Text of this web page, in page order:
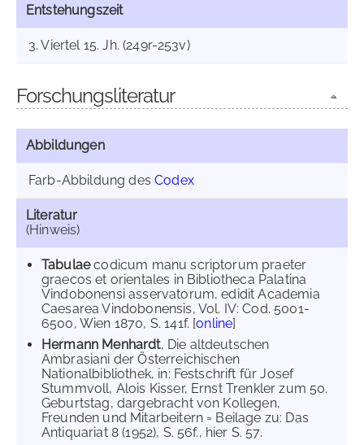
Entstehungszeit
3. Viertel 15. Jh. (249r-253v)
Forschungsliteratur
Abbildungen
Farb-Abbildung desCodex
Literatur
(Hinweis)
Tabulaecodicum manu scriptorum praeter
graecos et orientales in Bibliotheca Palatina
Vindobonensi asservatorum, edidit Academia
Caesarea Vindobonensis, Vol. IV: Cod. 5001-
6500, Wien 1870, S. 141f. [online]
Hermann Menhardt, Die altdeutschen
Ambrasiani der Österreichischen
Nationalbibliothek, in: Festschrift für Josef
Stummvoll, Alois Kisser, Ernst Trenkler zum 50.
Geburtstag, dargebracht von Kollegen,
Freunden und Mitarbeitern = Beilage zu: Das
Antiquariat 8 (1952), S. 56f., hier S. 57.